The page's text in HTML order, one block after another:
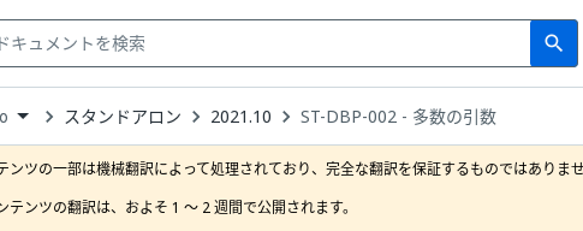
search
Search
スタンドアロン 2021.10 ST-DBP-002 - 多数の引数
ンツの一部は機械翻訳によって処理されており、完全な翻訳を保証するものではありませ
テンツの翻訳は、およそ 1 ～ 2 週間で公開されます。